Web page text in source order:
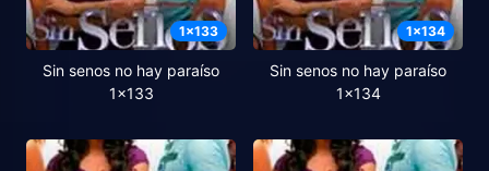
1x133
Sin senos no hay paraíso
1x133
1x134
Sin senos no hay paraíso
1x134